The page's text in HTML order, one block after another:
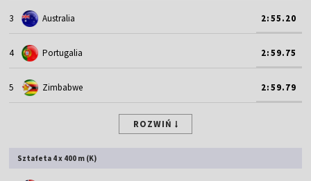
3 Australia 2:55.20
4 Portugalia 2:59.75
5 Zimbabwe 2:59.79
ROZWIŃ
Sztafeta 4 x 400 m (K)